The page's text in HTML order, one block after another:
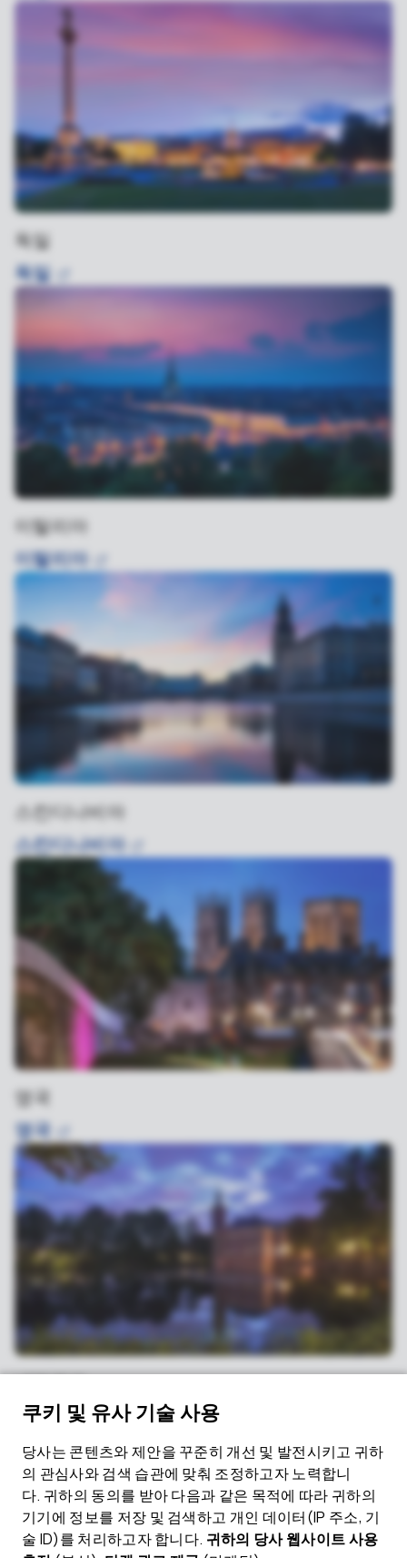
독일
독일
이탈리아
이탈리아
스칸디나비아
스칸디나비아
영국
영국
네덜란드